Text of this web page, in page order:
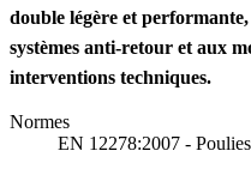
double légère et
systèmes anti-retour et aux
interventions techniques.
Normes
EN 12278:2007 -